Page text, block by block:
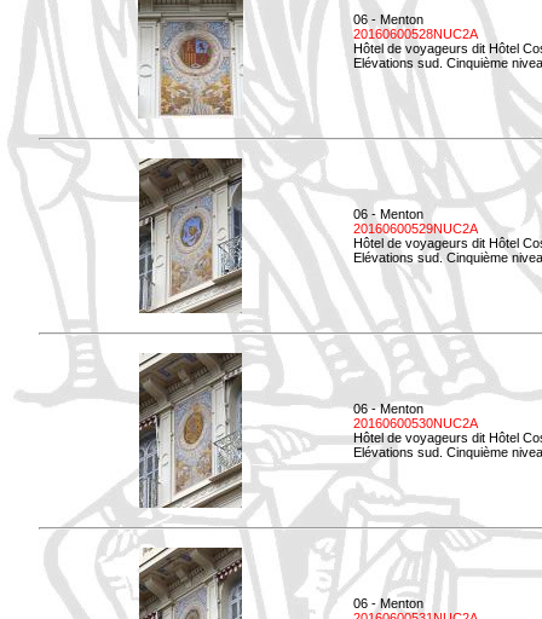
06 - Menton
20160600528NUC2A
Hôtel de voyageurs dit Hôtel
Elévations sud. Cinquième
06 - Menton
20160600529NUC2A
Hôtel de voyageurs dit Hôtel
Elévations sud. Cinquième
06 - Menton
20160600530NUC2A
Hôtel de voyageurs dit Hôtel
Elévations sud. Cinquième
06 - Menton